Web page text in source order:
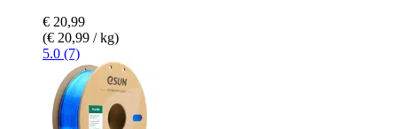
€ 20,99
(€ 20,99 / kg)
5.0 (7)